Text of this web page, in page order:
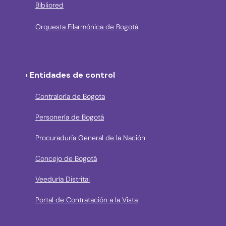
Bibliored
Orquesta Filarmónica de Bogotá
› Entidades de control
Contraloría de Bogota
Personería de Bogotá
Procuraduría General de la Nación
Concejo de Bogotá
Veeduría Distrital
Portal de Contratación a la Vista